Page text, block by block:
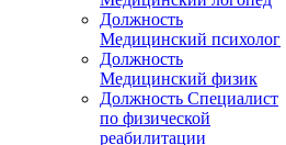
Должность
Медицинский психолог
Должность
Медицинский физик
Должность Специалист
по физической
реабилитации